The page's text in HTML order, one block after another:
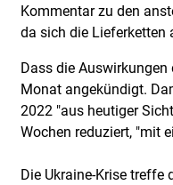
Kommentar zu den
da sich die Lieferketten
Dass die
Monat angekündigt.
2022 "aus heutiger
Wochen reduziert, "mit
Die Ukraine-Krise treffe